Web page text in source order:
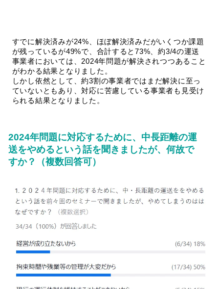
すでに解決済みが24%、ほぼ解決済みだがいくつか課題
が残っているが49%で、合計すると73%、約3/4の運送
事業者においては、2024年問題が解決されつつあること
がわかる結果となりました。
しかし依然として、約3割の事業者ではまだ解決に至っ
ていないともあり、対応に苦慮している事業者も見受け
られる結果となりました。
2024年問題に対応するために、中長距離の運
送をやめるという話を聞きましたが、何故で
すか？（複数回答可）